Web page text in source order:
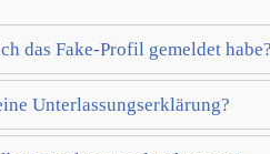
das Fake-Profil gemeldet
Unterlassungserklärung?